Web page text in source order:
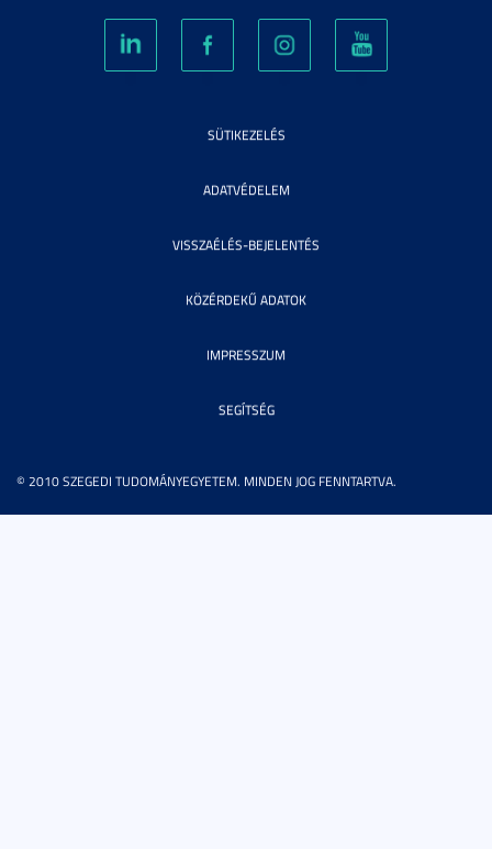
© 2010 SZEGEDI TUDOMÁNYEGYETEM. MINDEN JOG FENNTARTVA.
SÜTIKEZELÉS
ADATVÉDELEM
VISSZAÉLÉS-BEJELENTÉS
KÖZÉRDEKŰ ADATOK
IMPRESSZUM
SEGÍTSÉG